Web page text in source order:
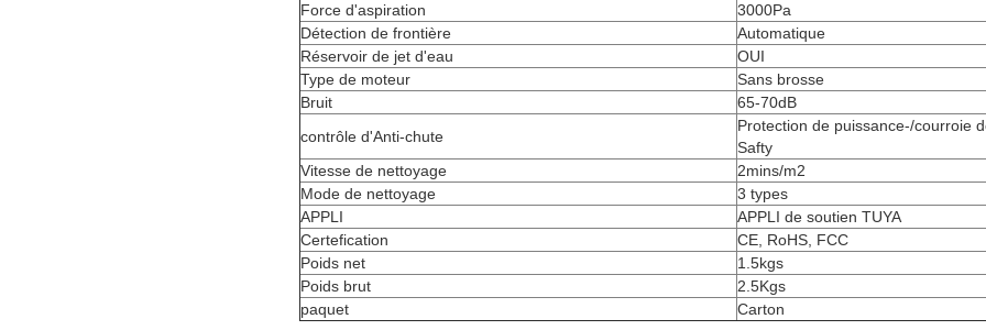
Force d'aspiration
3000Pa
Détection de frontière
Automatique
Réservoir de jet d'eau
OUI
Type de moteur
Sans brosse
Bruit
65-70dB
contrôle d'Anti-chute
Protection de puissance-/courroie
Safty
Vitesse de nettoyage
2mins/m2
Mode de nettoyage
3 types
APPLI
APPLI de soutien TUYA
Certefication
CE, RoHS, FCC
Poids net
1.5kgs
Poids brut
2.5Kgs
paquet
Carton